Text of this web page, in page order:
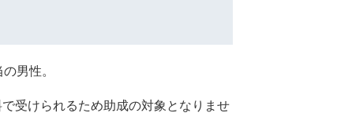
男性。
受けられるため助成の対象となりませ